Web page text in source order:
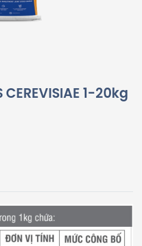
CEREVISIAE 1-20kg